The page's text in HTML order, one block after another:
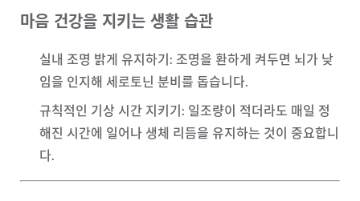
마음 건강을 지키는 생활 습관
실내 조명 밝게 유지하기 : 조명을 환하게 켜두면 뇌가 낮
임을 인지해 세로토닌 분비를 돕습니다.
규칙적인 기상 시간 지키기 : 일조량이 적더라도 매일 정
해진 시간에 일어나 생체 리듬을 유지하는 것이 중요합니
다.